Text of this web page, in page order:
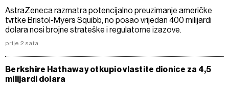
AstraZeneca razmatra potencijalno preuzimanje američke
tvrtke Bristol-Myers Squibb, no posao vrijedan 400 milijardi
dolara nosi brojne strateške i regulatorne izazove.
prije 2 sata
Berkshire Hathaway otkupio vlastite dionice za 4,5
milijardi dolara